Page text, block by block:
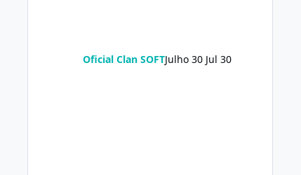
Oficial Clan SOFTJulho 30 Jul 30